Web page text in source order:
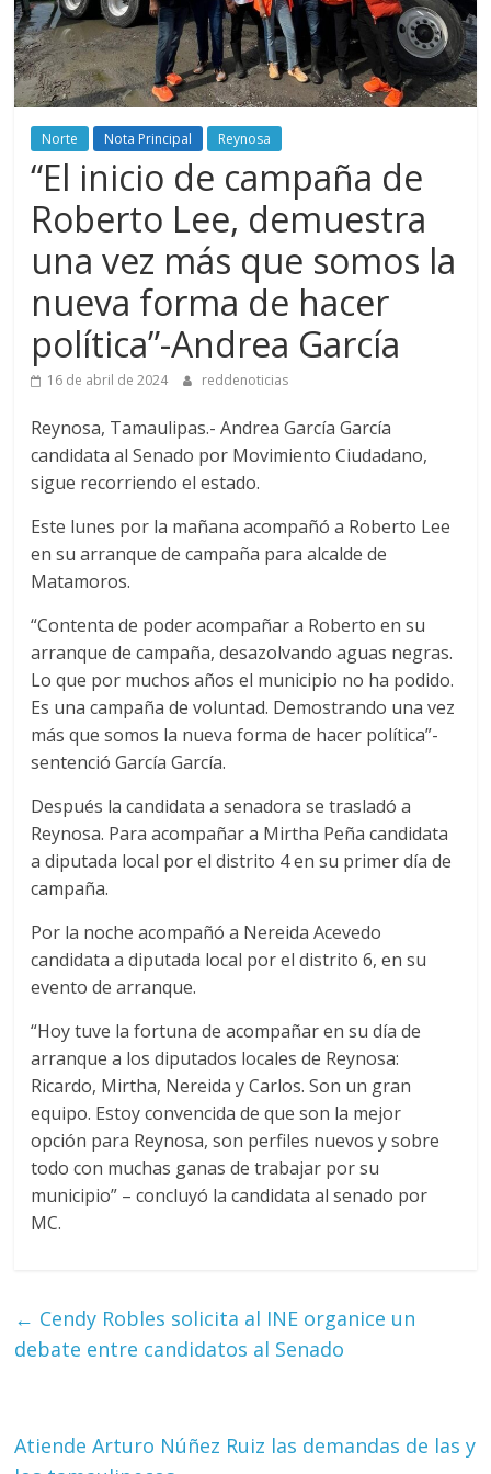
Norte Nota Principal Reynosa
“El inicio de campaña de
Roberto Lee, demuestra
una vez más que somos la
nueva forma de hacer
política”-Andrea García
16 de abril de 2024 reddenoticias
Reynosa, Tamaulipas.- Andrea García García
candidata al Senado por Movimiento Ciudadano,
sigue recorriendo el estado.
Este lunes por la mañana acompañó a Roberto Lee
en su arranque de campaña para alcalde de
Matamoros.
“Contenta de poder acompañar a Roberto en su
arranque de campaña, desazolvando aguas negras.
Lo que por muchos años el municipio no ha podido.
Es una campaña de voluntad. Demostrando una vez
más que somos la nueva forma de hacer política”-
sentenció García García.
Después la candidata a senadora se trasladó a
Reynosa. Para acompañar a Mirtha Peña candidata
a diputada local por el distrito 4 en su primer día de
campaña.
Por la noche acompañó a Nereida Acevedo
candidata a diputada local por el distrito 6, en su
evento de arranque.
“Hoy tuve la fortuna de acompañar en su día de
arranque a los diputados locales de Reynosa:
Ricardo, Mirtha, Nereida y Carlos. Son un gran
equipo. Estoy convencida de que son la mejor
opción para Reynosa, son perfiles nuevos y sobre
todo con muchas ganas de trabajar por su
municipio” – concluyó la candidata al senado por
MC.
← Cendy Robles solicita al INE organice un
debate entre candidatos al Senado
Atiende Arturo Núñez Ruiz las demandas de las y